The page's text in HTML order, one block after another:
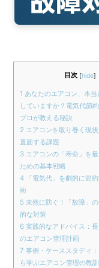
目次 [hide]
1 あなたのエアコン、本当
していますか？電気代節
プロが教える秘訣
2 エアコンを取り巻く現
直面する課題
3 エアコンの「寿命」を
ための基本戦略
4 「電気代」を劇的に節
術
5 未然に防ぐ！「故障」
的な対策
6 実践的なアドバイス：
のエアコン管理計画
7 事例・ケーススタディ
ら学ぶエアコン管理の教訓